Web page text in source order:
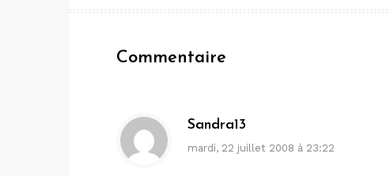
de
l’article
Commentaire
Sandra13
mardi, 22 juillet 2008 à 23:22